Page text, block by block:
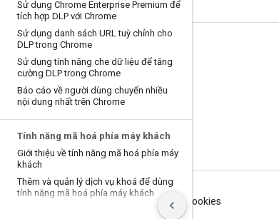
Sử dụng Chrome Enterprise Premium để
tích hợp DLP với Chrome
Sử dụng danh sách URL tuỳ chỉnh cho
DLP trong Chrome
Sử dụng tính năng che dữ liệu để tăng
cường DLP trong Chrome
Báo cáo về người dùng chuyển nhiều
nội dung nhất trên Chrome
Tính năng mã hoá phía máy khách
Giới thiệu về tính năng mã hoá phía máy
khách
Thêm và quản lý dịch vụ khoá để dùng
tính năng mã hoá phía máy khách
Chỉ định tính năng mã hoá phía máy
Tài liệu và đào tạo
Trung tâm trợ giúp
Hướng dẫn cho nhà phát triển
Trung tâm kiến thức
Google Skills
Điều khoản Quyền riêng tư Manage cookies